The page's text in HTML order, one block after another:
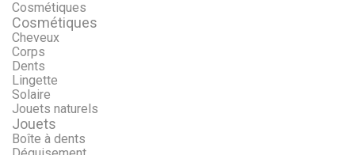
Cosmétiques
Cosmétiques
Cheveux
Corps
Dents
Lingette
Solaire
Jouets naturels
Jouets
Boîte à dents